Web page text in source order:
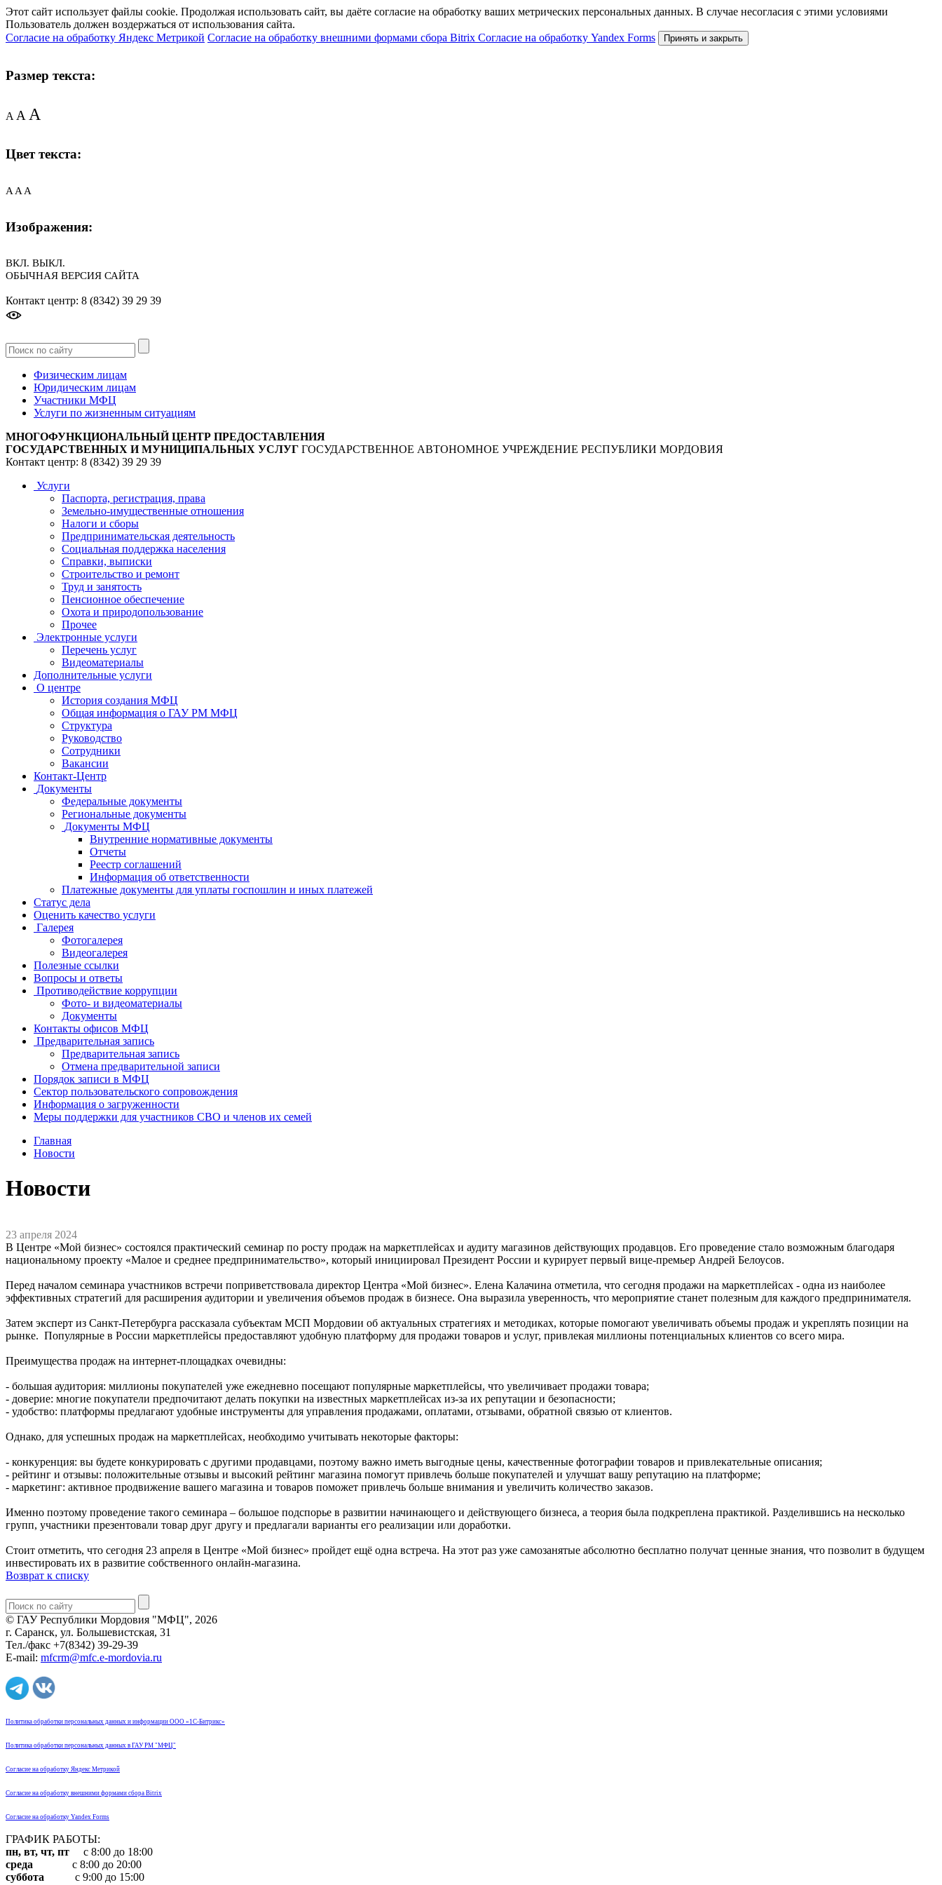
Этот сайт использует файлы cookie. Продолжая использовать сайт, вы даёте согласие на обработку ваших метрических персональных данных. В случае несогласия с этими условиями
Пользователь должен воздержаться от использования сайта.
Согласие на обработку Яндекс Метрикой Согласие на обработку внешними формами сбора Bitrix Согласие на обработку Yandex Forms Принять и закрыть
Размер текста:
AAA
Цвет текста:
A A A
Изображения:
ВКЛ. ВЫКЛ.
ОБЫЧНАЯ ВЕРСИЯ САЙТА
Контакт центр: 8 (8342) 39 29 39
Физическим лицам
Юридическим лицам
Участники МФЦ
Услуги по жизненным ситуациям
МНОГОФУНКЦИОНАЛЬНЫЙ ЦЕНТР ПРЕДОСТАВЛЕНИЯ
ГОСУДАРСТВЕННЫХ И МУНИЦИПАЛЬНЫХ УСЛУГ ГОСУДАРСТВЕННОЕ АВТОНОМНОЕ УЧРЕЖДЕНИЕ РЕСПУБЛИКИ МОРДОВИЯ
Контакт центр: 8 (8342) 39 29 39
Услуги
Паспорта, регистрация, права
Земельно-имущественные отношения
Налоги и сборы
Предпринимательская деятельность
Социальная поддержка населения
Справки, выписки
Строительство и ремонт
Труд и занятость
Пенсионное обеспечение
Охота и природопользование
Прочее
Электронные услуги
Перечень услуг
Видеоматериалы
Дополнительные услуги
О центре
История создания МФЦ
Общая информация о ГАУ РМ МФЦ
Структура
Руководство
Сотрудники
Вакансии
Контакт-Центр
Документы
Федеральные документы
Региональные документы
Документы МФЦ
Внутренние нормативные документы
Отчеты
Реестр соглашений
Информация об ответственности
Платежные документы для уплаты госпошлин и иных платежей
Статус дела
Оценить качество услуги
Галерея
Фотогалерея
Видеогалерея
Полезные ссылки
Вопросы и ответы
Противодействие коррупции
Фото- и видеоматериалы
Документы
Контакты офисов МФЦ
Предварительная запись
Предварительная запись
Отмена предварительной записи
Порядок записи в МФЦ
Сектор пользовательского сопровождения
Информация о загруженности
Меры поддержки для участников СВО и членов их семей
Главная
Новости
Новости
23 апреля 2024
В Центре «Мой бизнес» состоялся практический семинар по росту продаж на маркетплейсах и аудиту магазинов действующих продавцов. Его проведение стало возможным благодаря
национальному проекту «Малое и среднее предпринимательство», который инициировал Президент России и курирует первый вице-премьер Андрей Белоусов.
Перед началом семинара участников встречи поприветствовала директор Центра «Мой бизнес». Елена Калачина отметила, что сегодня продажи на маркетплейсах - одна из наиболее
эффективных стратегий для расширения аудитории и увеличения объемов продаж в бизнесе. Она выразила уверенность, что мероприятие станет полезным для каждого предпринимателя.
Затем эксперт из Санкт-Петербурга рассказала субъектам МСП Мордовии об актуальных стратегиях и методиках, которые помогают увеличивать объемы продаж и укреплять позиции на
рынке. Популярные в России маркетплейсы предоставляют удобную платформу для продажи товаров и услуг, привлекая миллионы потенциальных клиентов со всего мира.
Преимущества продаж на интернет-площадках очевидны:
- большая аудитория: миллионы покупателей уже ежедневно посещают популярные маркетплейсы, что увеличивает продажи товара;
- доверие: многие покупатели предпочитают делать покупки на известных маркетплейсах из-за их репутации и безопасности;
- удобство: платформы предлагают удобные инструменты для управления продажами, оплатами, отзывами, обратной связью от клиентов.
Однако, для успешных продаж на маркетплейсах, необходимо учитывать некоторые факторы:
- конкуренция: вы будете конкурировать с другими продавцами, поэтому важно иметь выгодные цены, качественные фотографии товаров и привлекательные описания;
- рейтинг и отзывы: положительные отзывы и высокий рейтинг магазина помогут привлечь больше покупателей и улучшат вашу репутацию на платформе;
- маркетинг: активное продвижение вашего магазина и товаров поможет привлечь больше внимания и увеличить количество заказов.
Именно поэтому проведение такого семинара – большое подспорье в развитии начинающего и действующего бизнеса, а теория была подкреплена практикой. Разделившись на несколько
групп, участники презентовали товар друг другу и предлагали варианты его реализации или доработки.
Стоит отметить, что сегодня 23 апреля в Центре «Мой бизнес» пройдет ещё одна встреча. На этот раз уже самозанятые абсолютно бесплатно получат ценные знания, что позволит в будущем
инвестировать их в развитие собственного онлайн-магазина.
Возврат к списку
© ГАУ Республики Мордовия "МФЦ", 2026
г. Саранск, ул. Большевистская, 31
Тел./факс +7(8342) 39-29-39
E-mail: mfcrm@mfc.e-mordovia.ru
Политика обработки персональных данных и информации ООО «1С-Битрикс»
Политика обработки персональных данных в ГАУ РМ "МФЦ"
Согласие на обработку Яндекс Метрикой
Согласие на обработку внешними формами сбора Bitrix
Согласие на обработку Yandex Forms
ГРАФИК РАБОТЫ:
пн, вт, чт, пт с 8:00 до 18:00
среда с 8:00 до 20:00
суббота с 9:00 до 15:00